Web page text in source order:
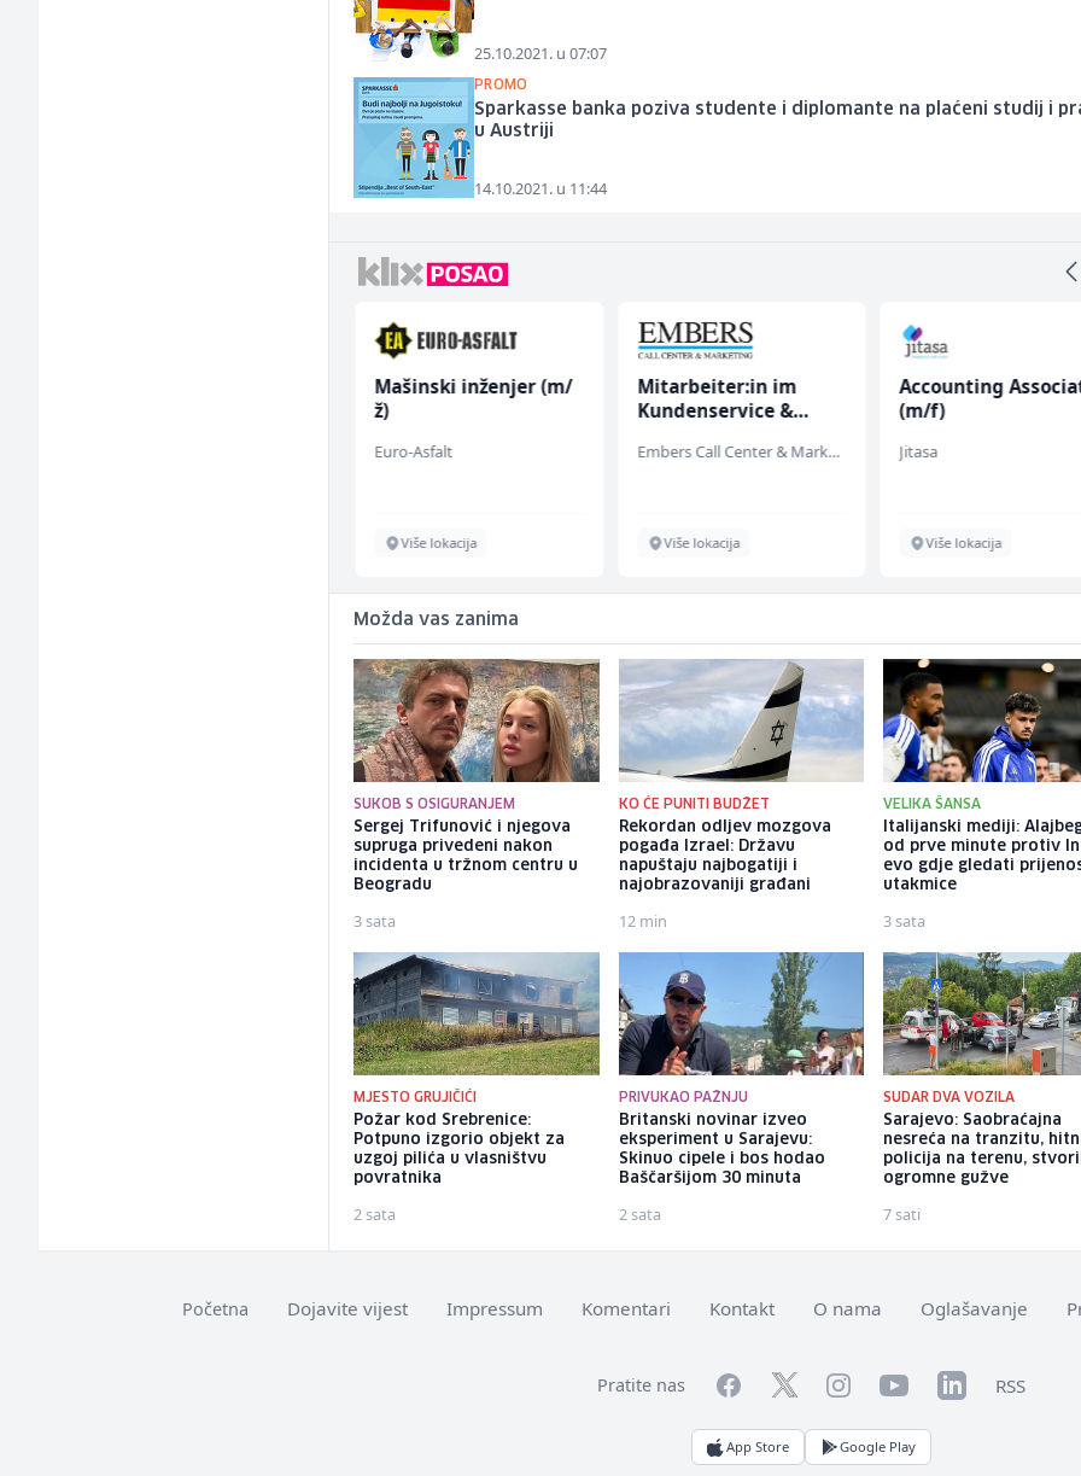
25.10.2021. u 07:07
PROMO
Sparkasse banka poziva studente i diplomante na plaćeni studij i
u Austriji
14.10.2021. u 11:44
Mašinski inženjer (m/
ž)
Euro-Asfalt
Više lokacija
Mitarbeiter:in im
Kundenservice &
Embers Call Center & Marketing
Više lokacija
Accounting
(m/f)
Jitasa
Više lokacija
Možda vas zanima
SUKOB S OSIGURANJEM
Sergej Trifunović i njegova
supruga privedeni nakon
incidenta u tržnom centru u
Beogradu
3 sata
KO ĆE PUNITI BUDŽET
Rekordan odljev mozgova
pogađa Izrael: Državu
napuštaju najbogatiji i
najobrazovaniji građani
12 min
VELIKA ŠANSA
Italijanski mediji:
od prve minute protiv
evo gdje gledati
utakmice
3 sata
MJESTO GRUJIČIĆI
Požar kod Srebrenice:
Potpuno izgorio objekt za
uzgoj pilića u vlasništvu
povratnika
2 sata
PRIVUKAO PAŽNJU
Britanski novinar izveo
eksperiment u Sarajevu:
Skinuo cipele i bos hodao
Baščaršijom 30 minuta
2 sata
SUDAR DVA VOZILA
Sarajevo: Saobraćajna
nesreća na tranzitu,
policija na terenu,
ogromne gužve
7 sati
Početna Dojavite vijest Impressum Komentari Kontakt O nama Oglašavanje
Pratite nas FacebookTwitterInstagramYouTubeLinkedInRSS
App Store Google Play